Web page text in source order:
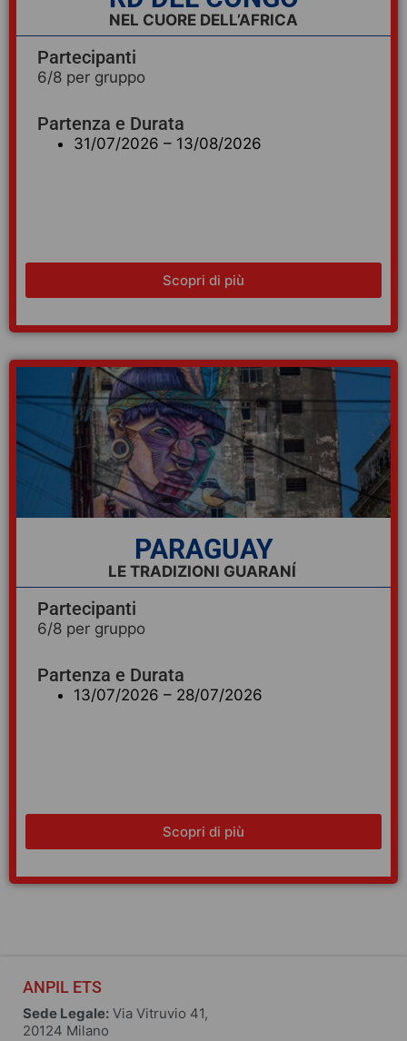
NEL CUORE DELL’AFRICA
Partecipanti
6/8 per gruppo
Partenza e Durata
31/07/2026 – 13/08/2026
Scopri di più
PARAGUAY
LE TRADIZIONI GUARANÍ
Partecipanti
6/8 per gruppo
Partenza e Durata
13/07/2026 – 28/07/2026
Scopri di più
ANPIL ETS
Sede Legale: Via Vitruvio 41,
20124 Milano